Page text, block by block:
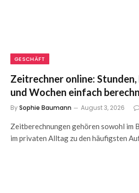
GESCHÄFT
Zeitrechner online:
und Wochen einfach
BySophie Baumann August 3, 2026
Zeitberechnungen gehören sowohl im
im privaten Alltag zu den häufigsten